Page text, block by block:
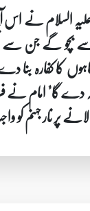
علیہ السلام نے
گے جن سے
کا کفارہ
گا" امام نے
پر نار جہنم کو